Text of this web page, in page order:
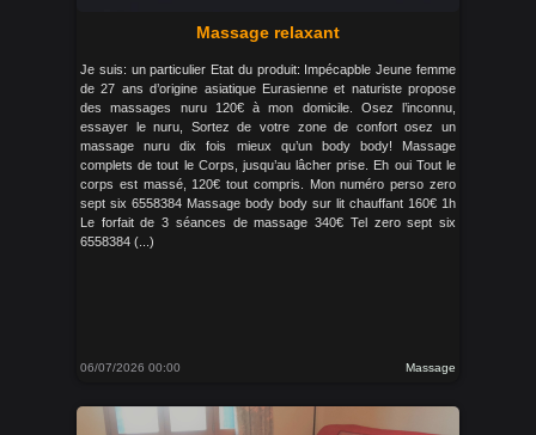
Massage relaxant
Je suis: un particulier Etat du produit: Impécapble Jeune femme
de 27 ans d’origine asiatique Eurasienne et naturiste propose
des massages nuru 120€ à mon domicile. Osez l’inconnu,
essayer le nuru, Sortez de votre zone de confort osez un
massage nuru dix fois mieux qu’un body body! Massage
complets de tout le Corps, jusqu’au lâcher prise. Eh oui Tout le
corps est massé, 120€ tout compris. Mon numéro perso zero
sept six 6558384 Massage body body sur lit chauffant 160€ 1h
Le forfait de 3 séances de massage 340€ Tel zero sept six
6558384 (...)
06/07/2026 00:00 Massage